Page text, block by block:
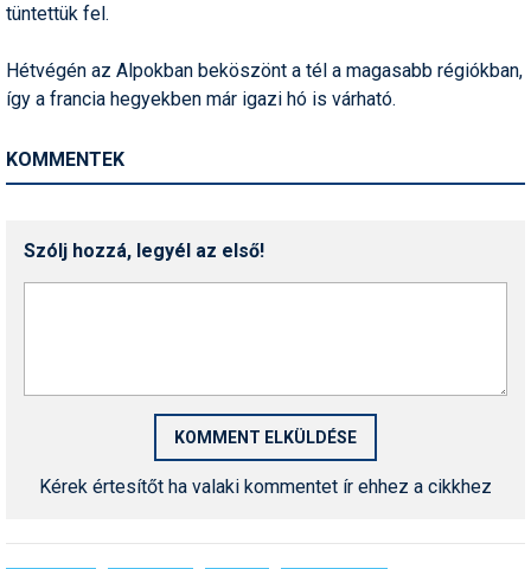
Rajzok
tüntettük fel.
Hétvégén az Alpokban beköszönt a tél a magasabb régiókban,
így a francia hegyekben már igazi hó is várható.
KOMMENTEK
Szólj hozzá, legyél az első!
Kérek értesítőt ha valaki kommentet ír ehhez a cikkhez